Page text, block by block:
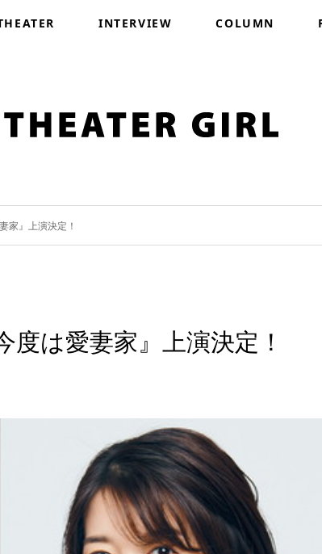
INTERVIEW COLUMN
家』上演決定！
度は愛妻家』上演決定！